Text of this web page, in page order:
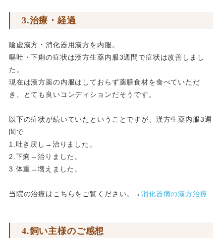
3.治療・経過
陰虚漢方・消化器用漢方を内服。
嘔吐・下痢の症状は漢方生薬内服3週間で症状は改善しまし
た。
現在は漢方薬の内服はしておらず薬膳食材を食べていただ
き、とても良いコンディションだそうです。
以下の症状が続いていたということですが、漢方生薬内服3週
間で
1.吐き戻し→治りました。
2.下痢→治りました。
3.体重→増えました。
当院の治療はこちらをご覧ください。→消化器病の漢方治療
4.飼い主様のご感想